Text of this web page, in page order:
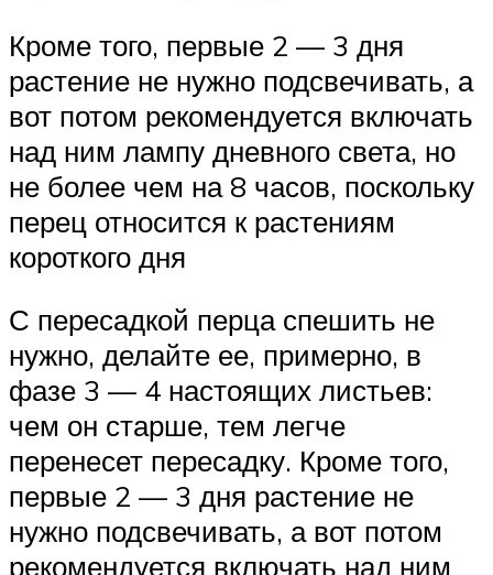
Кроме того, первые 2 — 3 дня
растение не нужно подсвечивать, а
вот потом рекомендуется включать
над ним лампу дневного света, но
не более чем на 8 часов, поскольку
перец относится к растениям
короткого дня
С пересадкой перца спешить не
нужно, делайте ее, примерно, в
фазе 3 — 4 настоящих листьев:
чем он старше, тем легче
перенесет пересадку. Кроме того,
первые 2 — 3 дня растение не
нужно подсвечивать, а вот потом
рекомендуется включать над ним